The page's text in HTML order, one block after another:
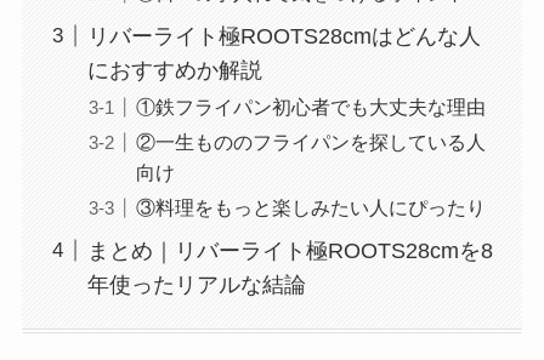
リバーライト極ROOTS28cmはどんな人
におすすめか解説
①鉄フライパン初心者でも大丈夫な理由
②一生もののフライパンを探している人
向け
③料理をもっと楽しみたい人にぴったり
まとめ｜リバーライト極ROOTS28cmを8
年使ったリアルな結論